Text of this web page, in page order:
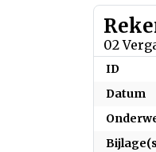
02
ID
Datum